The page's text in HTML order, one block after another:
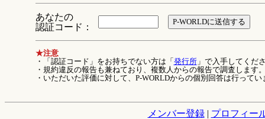
あなたの
認証コード：
★注意
・「認証コード」をお持ちでない方は「 発行所」で入手してくだ
・規約違反の報告も兼ねており、複数人からの報告で調査します
・いただいた評価に対して、P-WORLDからの個別回答は行ってい
メンバー登録| プロフィー